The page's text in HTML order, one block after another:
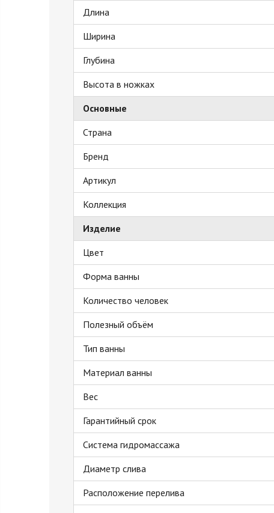
Длина
Ширина
Глубина
Высота в ножках
Основные
Страна
Бренд
Артикул
Коллекция
Изделие
Цвет
Форма ванны
Количество человек
Полезный объём
Тип ванны
Материал ванны
Вес
Гарантийный срок
Система гидромассажа
Диаметр слива
Расположение перелива